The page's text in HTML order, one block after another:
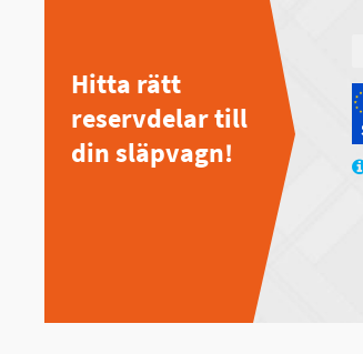
Hitta rätt
reservdelar till
din släpvagn!